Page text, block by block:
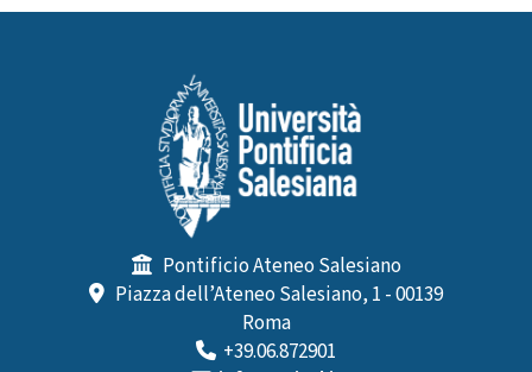
Pontificio Ateneo Salesiano
Piazza dell’Ateneo Salesiano, 1 - 00139
Roma
+39.06.872901